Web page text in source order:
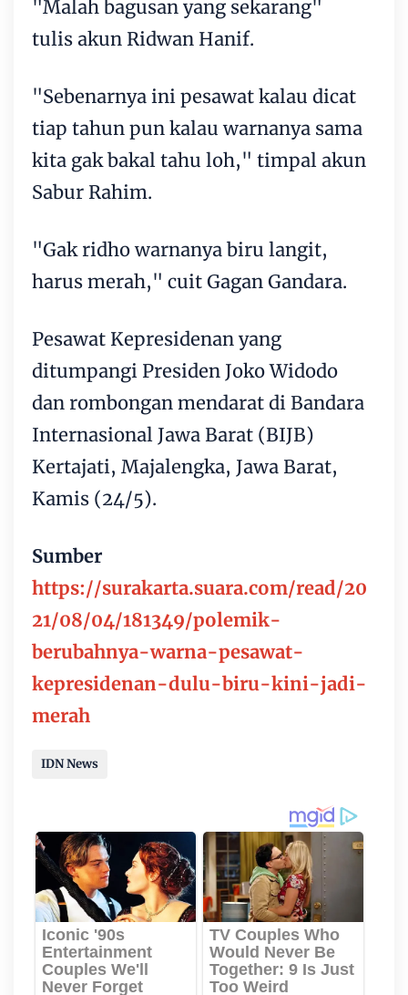
"Malah bagusan yang sekarang"
tulis akun Ridwan Hanif.
"Sebenarnya ini pesawat kalau dicat
tiap tahun pun kalau warnanya sama
kita gak bakal tahu loh," timpal akun
Sabur Rahim.
"Gak ridho warnanya biru langit,
harus merah," cuit Gagan Gandara.
Pesawat Kepresidenan yang
ditumpangi Presiden Joko Widodo
dan rombongan mendarat di Bandara
Internasional Jawa Barat (BIJB)
Kertajati, Majalengka, Jawa Barat,
Kamis (24/5).
Sumber
https://surakarta.suara.com/read/20
21/08/04/181349/polemik-
berubahnya-warna-pesawat-
kepresidenan-dulu-biru-kini-jadi-
merah
IDN News